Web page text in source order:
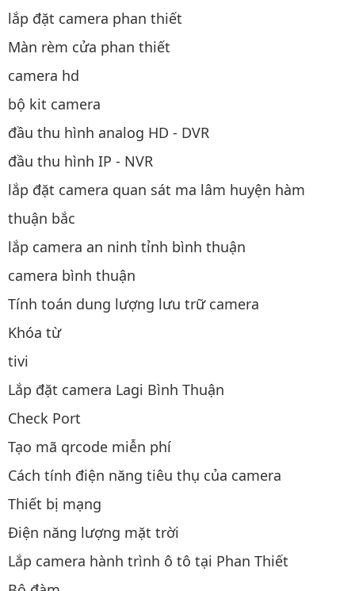
lắp đặt camera phan thiết
Màn rèm cửa phan thiết
camera hd
bộ kit camera
đầu thu hình analog HD - DVR
đầu thu hình IP - NVR
lắp đặt camera quan sát ma lâm huyện hàm
thuận bắc
lắp camera an ninh tỉnh bình thuận
camera bình thuận
Tính toán dung lượng lưu trữ camera
Khóa từ
tivi
Lắp đặt camera Lagi Bình Thuận
Check Port
Tạo mã qrcode miễn phí
Cách tính điện năng tiêu thụ của camera
Thiết bị mạng
Điện năng lượng mặt trời
Lắp camera hành trình ô tô tại Phan Thiết